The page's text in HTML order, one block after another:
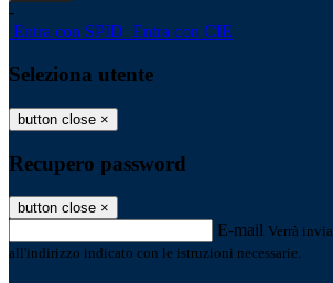
-
Entra con SPID Entra con CIE
Seleziona utente
button close ×
Recupero password
button close ×
E-mail Verrà
all'indirizzo indicato con le istruzioni necessarie.